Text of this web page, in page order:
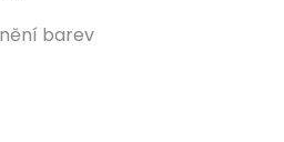
barev